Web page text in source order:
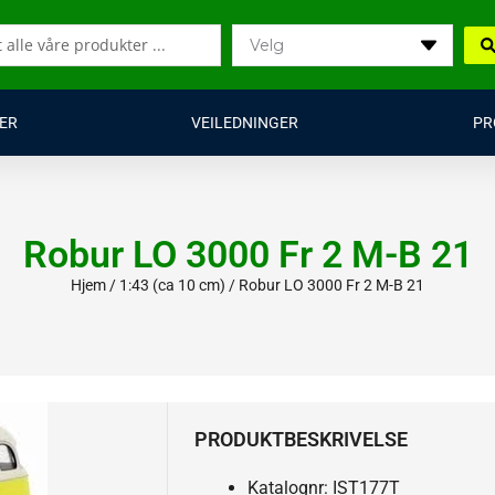
VEILEDNINGER
Robur LO 3000 Fr 2 M-B 21
Hjem / 1:43 (ca 10 cm) / Robur LO 3000 Fr 2 M-B 21
PRODUKTBESKRIVELSE
Katalognr: IST177T